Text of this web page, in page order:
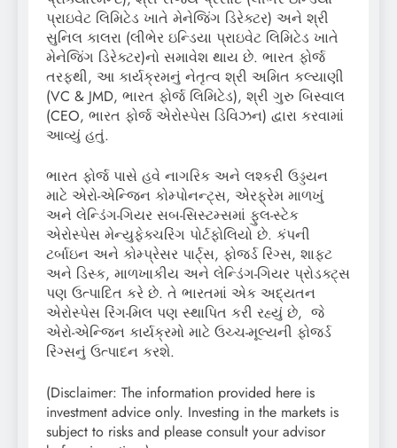
પ્રાઇવેટ લિમિટેડ ખાતે મેનેજિંગ ડિરેક્ટર) અને શ્રી
સુનિલ કાલરા (લીભેર ઇન્ડિયા પ્રાઇવેટ લિમિટેડ ખાતે
મેનેજિંગ ડિરેક્ટર)નો સમાવેશ થાય છે. ભારત ફોર્જ
તરફથી, આ કાર્યક્રમનું નેતૃત્વ શ્રી અમિત કલ્યાણી
(VC & JMD, ભારત ફોર્જ લિમિટેડ), શ્રી ગુરુ બિસ્વાલ
(CEO, ભારત ફોર્જ એરોસ્પેસ ડિવિઝન) દ્વારા કરવામાં
આવ્યું હતું.
ભારત ફોર્જ પાસે હવે નાગરિક અને લશ્કરી ઉડ્ડયન
માટે એરો-એન્જિન કોમ્પોનન્ટ્સ, એરફ્રેમ માળખું
અને લેન્ડિંગ-ગિયર સબ-સિસ્ટમ્સમાં ફુલ-સ્ટેક
એરોસ્પેસ મેન્યુફેક્ચરિંગ પોર્ટફોલિયો છે. કંપની
ટર્બાઇન અને કોમ્પ્રેસર પાર્ટ્સ, ફોર્જ્ડ રિંગ્સ, શાફ્ટ
અને ડિસ્ક, માળખાકીય અને લેન્ડિંગ-ગિયર પ્રોડક્ટ્સ
પણ ઉત્પાદિત કરે છે. તે ભારતમાં એક અદ્યતન
એરોસ્પેસ રિંગ-મિલ પણ સ્થાપિત કરી રહ્યું છે, જે
એરો-એન્જિન કાર્યક્રમો માટે ઉચ્ચ-મૂલ્યની ફોર્જ્ડ
રિંગ્સનું ઉત્પાદન કરશે.
(Disclaimer: The information provided here is
investment advice only. Investing in the markets is
subject to risks and please consult your advisor